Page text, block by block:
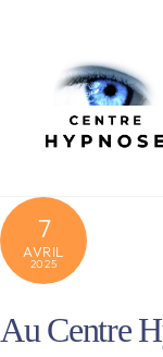
content
7
AVRIL
2025
Au Centre